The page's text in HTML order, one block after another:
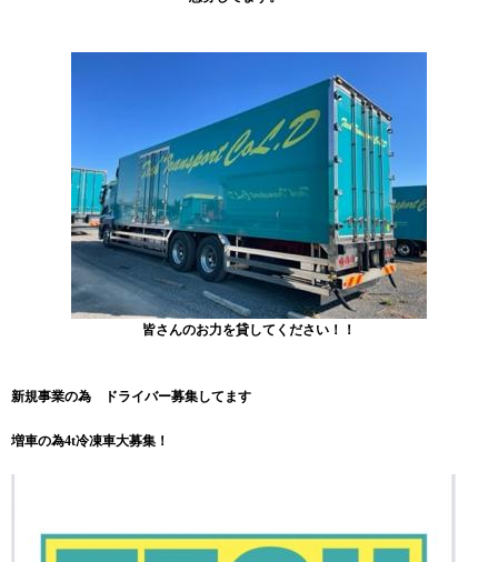
皆さんのお力を貸してください！！
新規事業の為 ドライバー募集してます
増車の為4t冷凍車大募集！